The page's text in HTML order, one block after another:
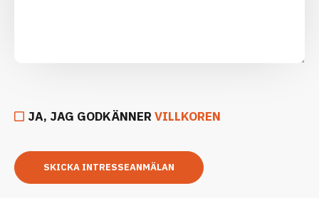
JA, JAG GODKÄNNER VILLKOREN
SKICKA INTRESSEANMÄLAN